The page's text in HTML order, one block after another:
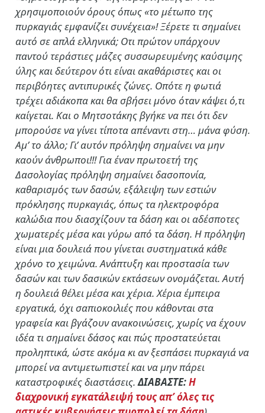
χρησιμοποιούν όρους όπως «το μέτωπο της
πυρκαγιάς εμφανίζει συνέχεια»! Ξέρετε τι σημαίνει
αυτό σε απλά ελληνικά; Οτι πρώτον υπάρχουν
παντού τεράστιες μάζες συσσωρευμένης καύσιμης
ύλης και δεύτερον ότι είναι ακαθάριστες και οι
περιβόητες αντιπυρικές ζώνες. Οπότε η φωτιά
τρέχει αδιάκοπα και θα σβήσει μόνο όταν κάψει ό,τι
καίγεται. Και ο Μητσοτάκης βγήκε να πει ότι δεν
μπορούσε να γίνει τίποτα απέναντι στη… μάνα φύση.
Αμ’ το άλλο; Γι’ αυτόν πρόληψη σημαίνει να μην
καούν άνθρωποι!!! Για έναν πρωτοετή της
Δασολογίας πρόληψη σημαίνει δασοπονία,
καθαρισμός των δασών, εξάλειψη των εστιών
πρόκλησης πυρκαγιάς, όπως τα ηλεκτροφόρα
καλώδια που διασχίζουν τα δάση και οι αδέσποτες
χωματερές μέσα και γύρω από τα δάση. Η πρόληψη
είναι μια δουλειά που γίνεται συστηματικά κάθε
χρόνο το χειμώνα. Ανάπτυξη και προστασία των
δασών και των δασικών εκτάσεων ονομάζεται. Αυτή
η δουλειά θέλει μέσα και χέρια. Χέρια έμπειρα
εργατικά, όχι σαπιοκοιλιές που κάθονται στα
γραφεία και βγάζουν ανακοινώσεις, χωρίς να έχουν
ιδέα τι σημαίνει δάσος και πώς προστατεύεται
προληπτικά, ώστε ακόμα κι αν ξεσπάσει πυρκαγιά να
μπορεί να αντιμετωπιστεί και να μην πάρει
καταστροφικές διαστάσεις.ΔΙΑΒΑΣΤΕ:Η
διαχρονική εγκατάλειψή τους απ’ όλες τις